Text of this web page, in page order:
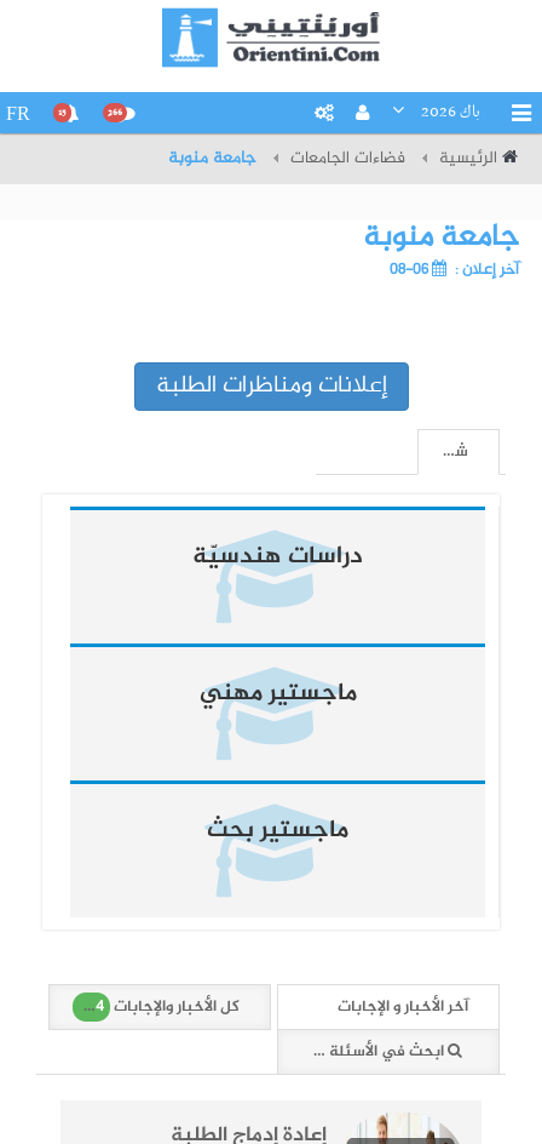
باك 2026 266
15
FR
الرئيسية فضاءات الجامعات جامعة منوبة
جامعة منوبة
آخر إعلان : 06-08
إعلانات ومناظرات الطلبة
شهادات جامعية
دراسات هندسيّة
ماجستير مهني
ماجستير بحث
آخر الأخبار و الإجابات كل الأخبار والإجابات 494
ابحث في الأسئلة والأخبار (494 وثائق)
إعادة إدماج الطلبة